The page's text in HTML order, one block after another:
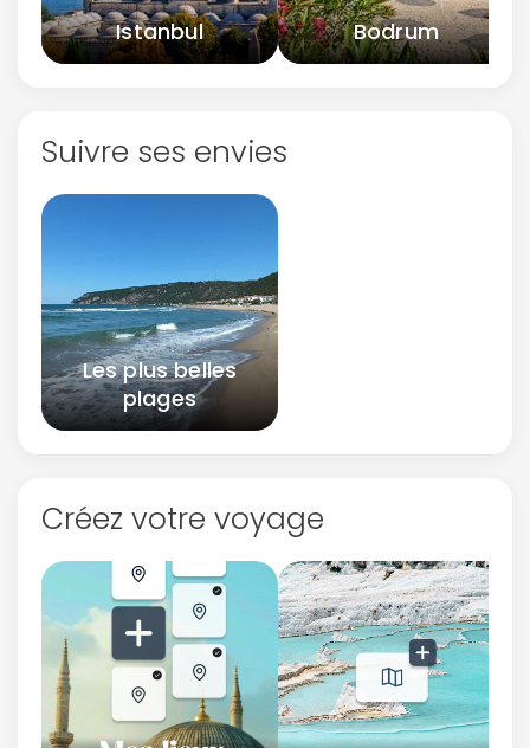
Istanbul Bodrum
Suivre ses envies
Les plus belles
plages
Créez votre voyage